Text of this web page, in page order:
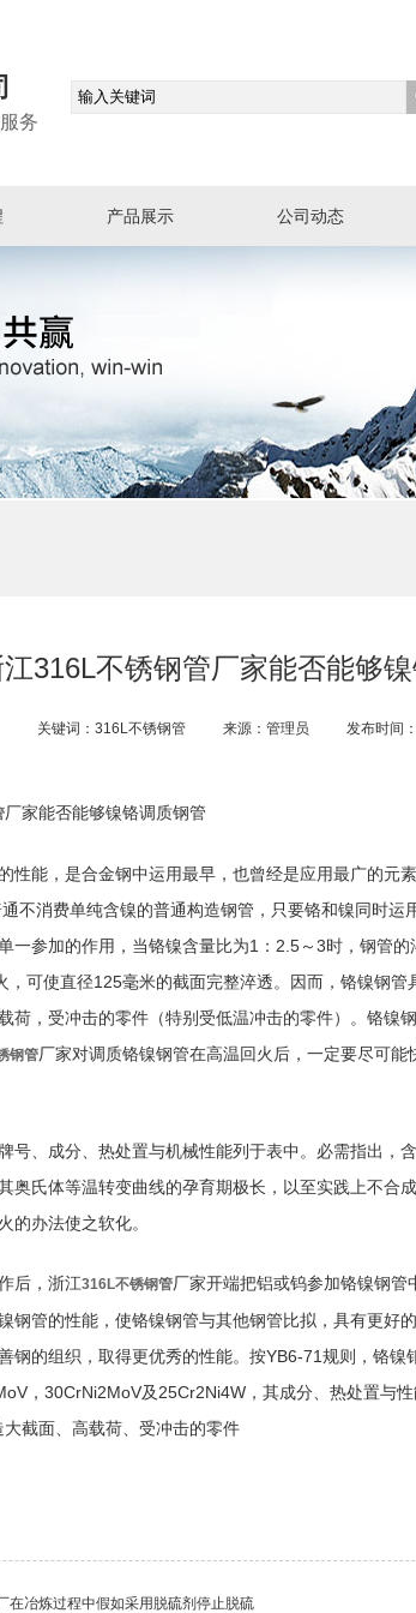
务
产品展示 公司动态
316L不锈钢管厂家能否能够
关键词：316L不锈钢管 来源：管理员 发布时间
厂家能否能够镍铬调质钢管
性能，是合金钢中运用最早，也曾经是应用最广的元
不消费单纯含镍的普通构造钢管，只要铬和镍同时运
一参加的作用，当铬镍含量比为1：2.5～3时，钢管
，可使直径125毫米的截面完整淬透。因而，铬镍钢
荷，受冲击的零件（特别受低温冲击的零件）。铬镍
钢管厂家对调质铬镍钢管在高温回火后，一定要尽可
号、成分、热处置与机械性能列于表中。必需指出，
奥氏体等温转变曲线的孕育期极长，以至实践上不合
的办法使之软化。
后，浙江316L不锈钢管厂家开端把铝或钨参加铬镍钢
钢管的性能，使铬镍钢管与其他钢管比拟，具有更好
钢的组织，取得更优秀的性能。按YB6-71规则，铬镍
，30CrNi2MoV及25Cr2Ni4W，其成分、热处置与
大截面、高载荷、受冲击的零件
在冶炼过程中假如采用脱硫剂停止脱硫